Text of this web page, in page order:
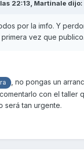
22:13, Martinale dijo:
por la imfo. Y
vez que
, no pongas un
con el taller
será tan urgente.